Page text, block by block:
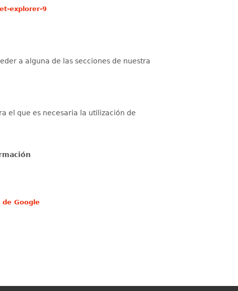
explorer-9
a alguna de las secciones de nuestra
el que es necesaria la utilización de
de Google